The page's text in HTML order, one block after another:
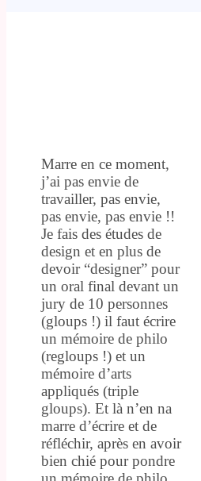
Marre en ce moment,
j’ai pas envie de
travailler, pas envie,
pas envie, pas envie !!
Je fais des études de
design et en plus de
devoir “designer” pour
un oral final devant un
jury de 10 personnes
(gloups !) il faut écrire
un mémoire de philo
(regloups !) et un
mémoire d’arts
appliqués (triple
gloups). Et là n’en na
marre d’écrire et de
réfléchir, après en avoir
bien chié pour pondre